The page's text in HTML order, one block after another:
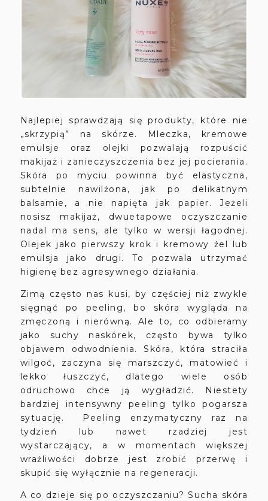
Najlepiej sprawdzają się produkty, które nie
„skrzypią” na skórze. Mleczka, kremowe
emulsje oraz olejki pozwalają rozpuścić
makijaż i zanieczyszczenia bez jej pocierania.
Skóra po myciu powinna być elastyczna,
subtelnie nawilżona, jak po delikatnym
balsamie, a nie napięta jak papier. Jeżeli
nosisz makijaż, dwuetapowe oczyszczanie
nadal ma sens, ale tylko w wersji łagodnej.
Olejek jako pierwszy krok i kremowy żel lub
emulsja jako drugi. To pozwala utrzymać
higienę bez agresywnego działania.
Zimą często nas kusi, by częściej niż zwykle
sięgnąć po peeling, bo skóra wygląda na
zmęczoną i nierówną. Ale to, co odbieramy
jako suchy naskórek, często bywa tylko
objawem odwodnienia. Skóra, która straciła
wilgoć, zaczyna się marszczyć, matowieć i
lekko łuszczyć, dlatego wiele osób
odruchowo chce ją wygładzić. Niestety
bardziej intensywny peeling tylko pogarsza
sytuację. Peeling enzymatyczny raz na
tydzień lub nawet rzadziej jest
wystarczający, a w momentach większej
wrażliwości dobrze jest zrobić przerwę i
skupić się wyłącznie na regeneracji.
A co dzieje się po oczyszczaniu? Sucha skóra